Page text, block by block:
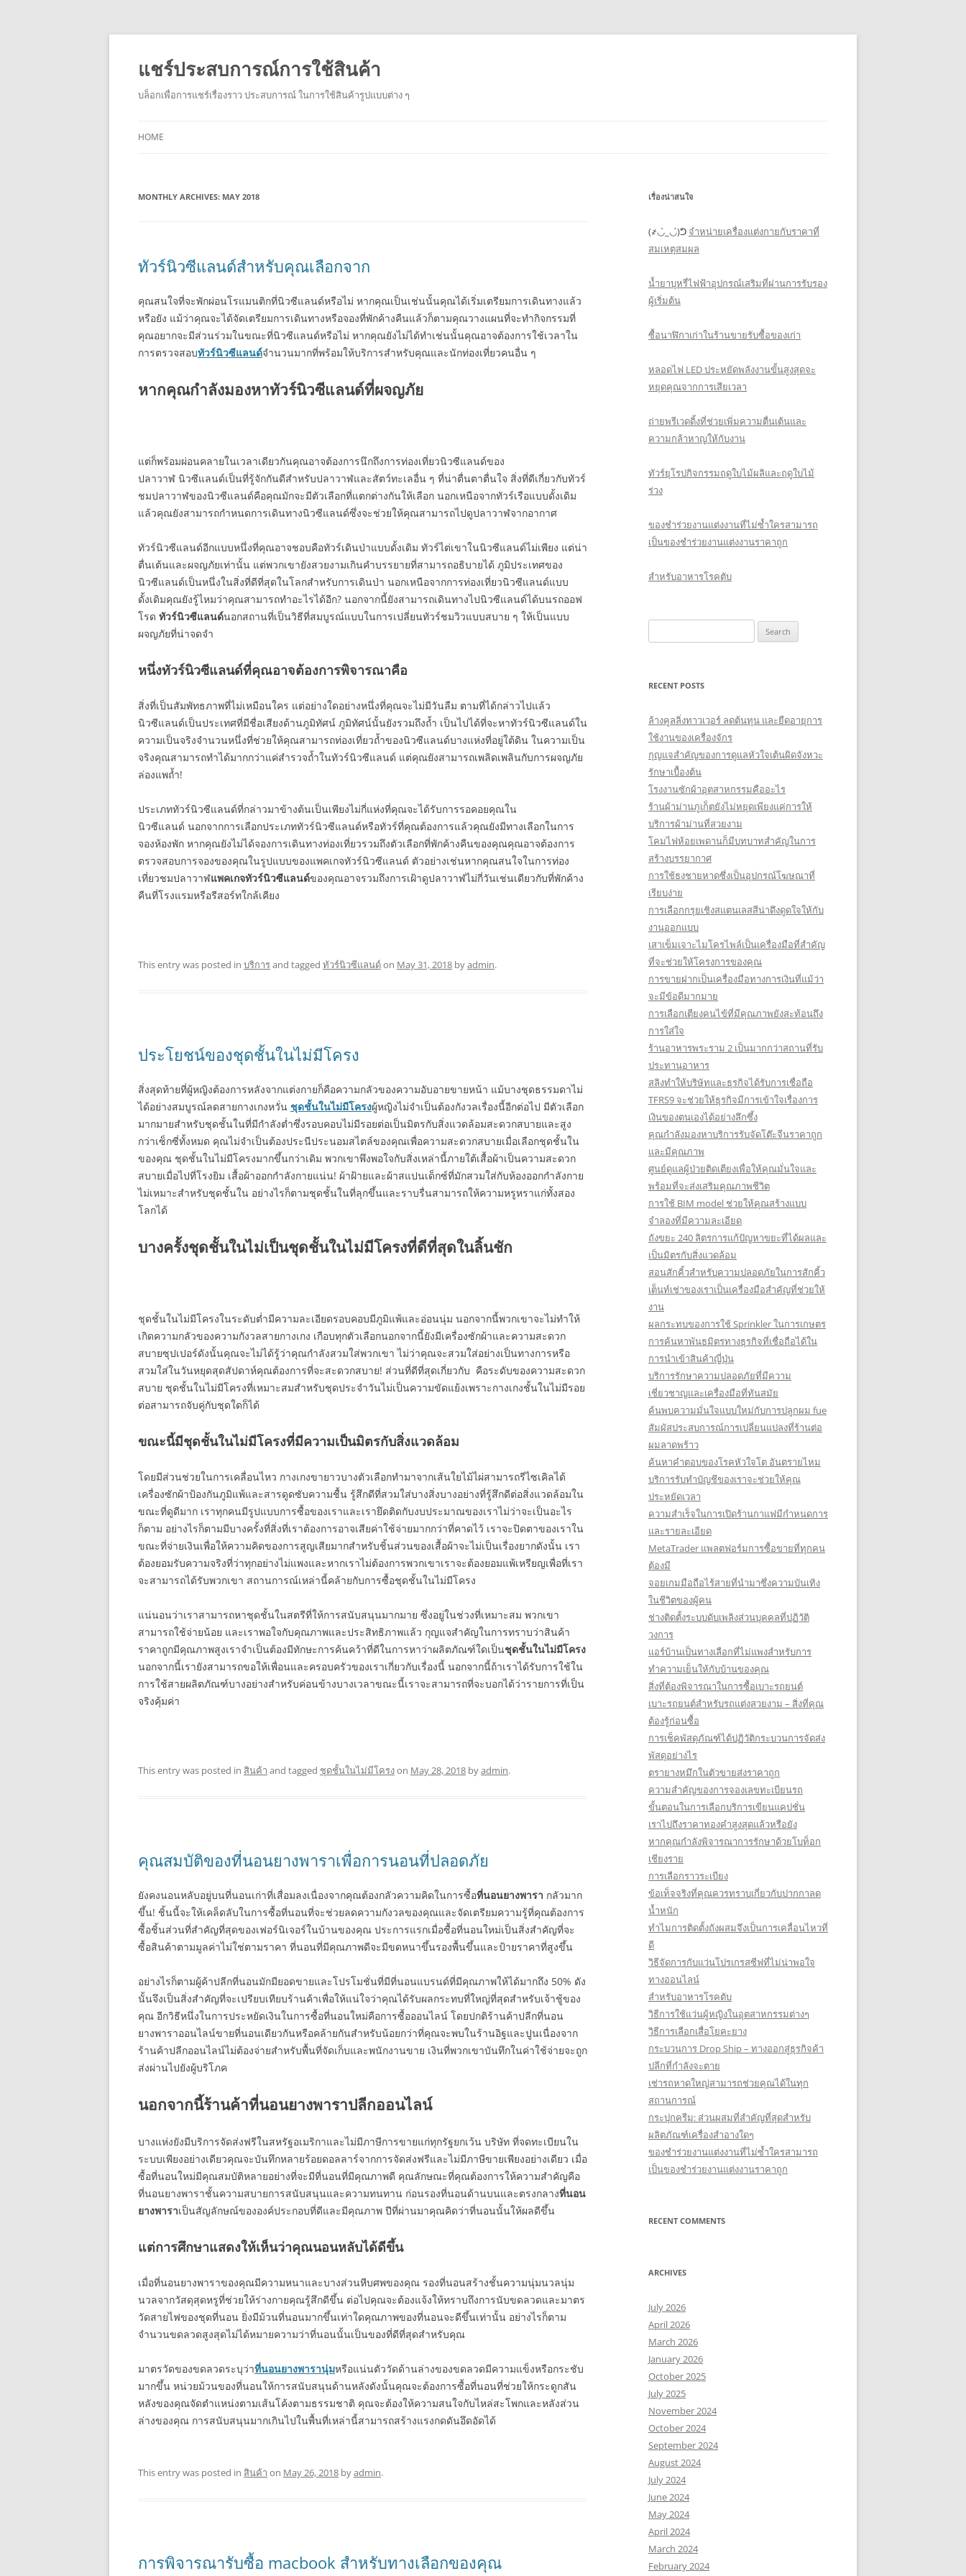
แชร์ประสบการณ์การใช้สินค้า
บล็อกเพื่อการแชร์เรื่องราว ประสบการณ์ ในการใช้สินค้ารูปแบบต่าง ๆ
HOME
MONTHLY ARCHIVES: MAY 2018
ทัวร์นิวซีแลนด์สำหรับคุณเลือกจาก
คุณสนใจที่จะพักผ่อนโรแมนติกที่นิวซีแลนด์หรือไม่ หากคุณเป็นเช่นนั้นคุณได้เริ่มเตรียมการเดินทางแล้ว
หรือยัง แม้ว่าคุณจะได้จัดเตรียมการเดินทางหรือจองที่พักค้างคืนแล้วก็ตามคุณวางแผนที่จะทำกิจกรรมที่
คุณอยากจะมีส่วนร่วมในขณะที่นิวซีแลนด์หรือไม่ หากคุณยังไม่ได้ทำเช่นนั้นคุณอาจต้องการใช้เวลาใน
การตรวจสอบทัวร์นิวซีแลนด์จำนวนมากที่พร้อมให้บริการสำหรับคุณและนักท่องเที่ยวคนอื่น ๆ
หากคุณกำลังมองหาทัวร์นิวซีแลนด์ที่ผจญภัย
แต่ก็พร้อมผ่อนคลายในเวลาเดียวกันคุณอาจต้องการนึกถึงการท่องเที่ยวนิวซีแลนด์ของ
ปลาวาฬ นิวซีแลนด์เป็นที่รู้จักกันดีสำหรับปลาวาฬและสัตว์ทะเลอื่น ๆ ที่น่าตื่นตาตื่นใจ สิ่งที่ดีเกี่ยวกับทัวร์
ชมปลาวาฬของนิวซีแลนด์คือคุณมักจะมีตัวเลือกที่แตกต่างกันให้เลือก นอกเหนือจากทัวร์เรือแบบดั้งเดิม
แล้วคุณยังสามารถกำหนดการเดินทางนิวซีแลนด์ซึ่งจะช่วยให้คุณสามารถไปดูปลาวาฬจากอากาศ
ทัวร์นิวซีแลนด์อีกแบบหนึ่งที่คุณอาจชอบคือทัวร์เดินป่าแบบดั้งเดิม ทัวร์ไต่เขาในนิวซีแลนด์ไม่เพียง แต่น่า
ตื่นเต้นและผจญภัยเท่านั้น แต่พวกเขายังสวยงามเกินคำบรรยายที่สามารถอธิบายได้ ภูมิประเทศของ
นิวซีแลนด์เป็นหนึ่งในสิ่งที่ดีที่สุดในโลกสำหรับการเดินป่า นอกเหนือจากการท่องเที่ยวนิวซีแลนด์แบบ
ดั้งเดิมคุณยังรู้ไหมว่าคุณสามารถทำอะไรได้อีก? นอกจากนี้ยังสามารถเดินทางไปนิวซีแลนด์ได้บนรถออฟ
โรด ทัวร์นิวซีแลนด์นอกสถานที่เป็นวิธีที่สมบูรณ์แบบในการเปลี่ยนทัวร์ชมวิวแบบสบาย ๆ ให้เป็นแบบ
ผจญภัยที่น่าจดจำ
หนึ่งทัวร์นิวซีแลนด์ที่คุณอาจต้องการพิจารณาคือ
สิ่งที่เป็นสัมพัทธภาพที่ไม่เหมือนใคร แต่อย่างใดอย่างหนึ่งที่คุณจะไม่มีวันลืม ตามที่ได้กล่าวไปแล้ว
นิวซีแลนด์เป็นประเทศที่มีชื่อเสียงด้านภูมิทัศน์ ภูมิทัศน์นั้นยังรวมถึงถ้ำ เป็นไปได้ที่จะหาทัวร์นิวซีแลนด์ใน
ความเป็นจริงจำนวนหนึ่งที่ช่วยให้คุณสามารถท่องเที่ยวถ้ำของนิวซีแลนด์บางแห่งที่อยู่ใต้ดิน ในความเป็น
จริงคุณสามารถทำได้มากกว่าแค่สำรวจถ้ำในทัวร์นิวซีแลนด์ แต่คุณยังสามารถเพลิดเพลินกับการผจญภัย
ล่องแพถ้ำ!
ประเภททัวร์นิวซีแลนด์ที่กล่าวมาข้างต้นเป็นเพียงไม่กี่แห่งที่คุณจะได้รับการรอคอยคุณใน
นิวซีแลนด์ นอกจากการเลือกประเภททัวร์นิวซีแลนด์หรือทัวร์ที่คุณต้องการแล้วคุณยังมีทางเลือกในการ
จองห้องพัก หากคุณยังไม่ได้จองการเดินทางท่องเที่ยวรวมถึงตัวเลือกที่พักค้างคืนของคุณคุณอาจต้องการ
ตรวจสอบการจองของคุณในรูปแบบของแพคเกจทัวร์นิวซีแลนด์ ตัวอย่างเช่นหากคุณสนใจในการท่อง
เที่ยวชมปลาวาฬแพคเกจทัวร์นิวซีแลนด์ของคุณอาจรวมถึงการเฝ้าดูปลาวาฬไม่กี่วันเช่นเดียวกับที่พักค้าง
คืนที่โรงแรมหรือรีสอร์ทใกล้เคียง
This entry was posted in บริการand tagged ทัวร์นิวซีแลนด์on May 31, 2018 byadmin.
ประโยชน์ของชุดชั้นในไม่มีโครง
สิ่งสุดท้ายที่ผู้หญิงต้องการหลังจากแต่งกายก็คือความกลัวของความอับอายขายหน้า แม้บางชุดธรรมดาไม่
ได้อย่างสมบูรณ์ลดสายกางเกงหวั่น ชุดชั้นในไม่มีโครงผู้หญิงไม่จำเป็นต้องกังวลเรื่องนี้อีกต่อไป มีตัวเลือก
มากมายสำหรับชุดชั้นในที่มีกำลังต่ำซึ่งรอบคอบไม่มีรอยต่อเป็นมิตรกับสิ่งแวดล้อมสะดวกสบายและสูง
กว่าเซ็กซี่ทั้งหมด คุณไม่จำเป็นต้องประนีประนอมสไตล์ของคุณเพื่อความสะดวกสบายเมื่อเลือกชุดชั้นใน
ของคุณ ชุดชั้นในไม่มีโครงมากขึ้นกว่าเดิม พวกเขาพึงพอใจกับสิ่งเหล่านี้ภายใต้เสื้อผ้าเป็นความสะดวก
สบายเมื่อไปที่โรงยิม เสื้อผ้าออกกำลังกายแน่น! ผ้าฝ้ายและผ้าสแปนเด็กซ์ที่มักสวมใส่กับห้องออกกำลังกาย
ไม่เหมาะสำหรับชุดชั้นใน อย่างไรก็ตามชุดชั้นในที่ลุกขึ้นและราบรื่นสามารถให้ความหรูหราแก่ทั้งสอง
โลกได้
บางครั้งชุดชั้นในไม่เป็นชุดชั้นในไม่มีโครงที่ดีที่สุดในลิ้นชัก
ชุดชั้นในไม่มีโครงในระดับต่ำมีความละเอียดรอบคอบมีภูมิแพ้และอ่อนนุ่ม นอกจากนี้พวกเขาจะไม่ทำให้
เกิดความกลัวของความกังวลสายกางเกง เกือบทุกตัวเลือกนอกจากนี้ยังมีเครื่องซักผ้าและความสะดวก
สบายซุปเปอร์ดังนั้นคุณจะไม่ได้รู้ว่าคุณกำลังสวมใส่พวกเขา ไม่ว่าคุณจะสวมใส่อย่างเป็นทางการหรือ
สวมใส่ในวันหยุดสุดสัปดาห์คุณต้องการที่จะสะดวกสบาย! ส่วนที่ดีที่สุดเกี่ยวกับ คือระดับของความสะดวก
สบาย ชุดชั้นในไม่มีโครงที่เหมาะสมสำหรับชุดประจำวันไม่เป็นความขัดแย้งเพราะกางเกงชั้นในไม่มีรอย
ต่อสามารถจับคู่กับชุดใดก็ได้
ขณะนี้มีชุดชั้นในไม่มีโครงที่มีความเป็นมิตรกับสิ่งแวดล้อม
โดยมีส่วนช่วยในการเคลื่อนไหว กางเกงขายาวบางตัวเลือกทำมาจากเส้นใยไม้ไผ่สามารถรีไซเคิลได้
เครื่องซักผ้าป้องกันภูมิแพ้และสารดูดซับความชื้น รู้สึกดีที่สวมใส่บางสิ่งบางอย่างที่รู้สึกดีต่อสิ่งแวดล้อมใน
ขณะที่ดูดีมาก เราทุกคนมีรูปแบบการซื้อของเราและเรายึดติดกับงบประมาณของเราไม่ว่าจะเป็นอะไร
ก็ตาม อย่างไรก็ตามมีบางครั้งที่สิ่งที่เราต้องการอาจเสียค่าใช้จ่ายมากกว่าที่คาดไว้ เราจะปิดตาของเราใน
ขณะที่จ่ายเงินเพื่อให้ความคิดของการสูญเสียมากสำหรับชิ้นส่วนของเสื้อผ้าจะไม่เป็นเรื่องยากดังนั้น เรา
ต้องยอมรับความจริงที่ว่าทุกอย่างไม่แพงและหากเราไม่ต้องการพวกเขาเราจะต้องยอมแพ้เหรียญเพื่อที่เรา
จะสามารถได้รับพวกเขา สถานการณ์เหล่านี้คล้ายกับการซื้อชุดชั้นในไม่มีโครง
แน่นอนว่าเราสามารถหาชุดชั้นในสตรีที่ให้การสนับสนุนมากมาย ซึ่งอยู่ในช่วงที่เหมาะสม พวกเขา
สามารถใช้จ่ายน้อย และเราพอใจกับคุณภาพและประสิทธิภาพแล้ว กุญแจสำคัญในการทราบว่าสินค้า
ราคาถูกมีคุณภาพสูงเราจำเป็นต้องมีทักษะการค้นคว้าที่ดีในการหาว่าผลิตภัณฑ์ใดเป็นชุดชั้นในไม่มีโครง
นอกจากนี้เรายังสามารถขอให้เพื่อนและครอบครัวของเราเกี่ยวกับเรื่องนี้ นอกจากนี้ถ้าเราได้รับการใช้ใน
การใช้สายผลิตภัณฑ์บางอย่างสำหรับค่อนข้างบางเวลาขณะนี้เราจะสามารถที่จะบอกได้ว่ารายการที่เป็น
จริงคุ้มค่า
This entry was posted in สินค้า and tagged ชุดชั้นในไม่มีโครงon May 28, 2018 byadmin.
คุณสมบัติของที่นอนยางพาราเพื่อการนอนที่ปลอดภัย
ยังคงนอนหลับอยู่บนที่นอนเก่าที่เสื่อมลงเนื่องจากคุณต้องกลัวความคิดในการซื้อที่นอนยางพารา กลัวมาก
ขึ้น! ชิ้นนี้จะให้เคล็ดลับในการซื้อที่นอนที่จะช่วยลดความกังวลของคุณและจัดเตรียมความรู้ที่คุณต้องการ
ซื้อชิ้นส่วนที่สำคัญที่สุดของเฟอร์นิเจอร์ในบ้านของคุณ ประการแรกเมื่อซื้อที่นอนใหม่เป็นสิ่งสำคัญที่จะ
ซื้อสินค้าตามมูลค่าไม่ใช่ตามราคา ที่นอนที่มีคุณภาพดีจะมีขดหนาขึ้นรองพื้นขึ้นและป้ายราคาที่สูงขึ้น
อย่างไรก็ตามผู้ค้าปลีกที่นอนมักมียอดขายและโปรโมชั่นที่มีที่นอนแบรนด์ที่มีคุณภาพให้ได้มากถึง 50% ดัง
นั้นจึงเป็นสิ่งสำคัญที่จะเปรียบเทียบร้านค้าเพื่อให้แน่ใจว่าคุณได้รับผลกระทบที่ใหญ่ที่สุดสำหรับเจ้าชู้ของ
คุณ อีกวิธีหนึ่งในการประหยัดเงินในการซื้อที่นอนใหม่คือการซื้อออนไลน์ โดยปกติร้านค้าปลีกที่นอน
ยางพาราออนไลน์ขายที่นอนเดียวกันหรือคล้ายกันสำหรับน้อยกว่าที่คุณจะพบในร้านอิฐและปูนเนื่องจาก
ร้านค้าปลีกออนไลน์ไม่ต้องจ่ายสำหรับพื้นที่จัดเก็บและพนักงานขาย เงินที่พวกเขาบันทึกในค่าใช้จ่ายจะถูก
ส่งผ่านไปยังผู้บริโภค
นอกจากนี้ร้านค้าที่นอนยางพาราปลีกออนไลน์
บางแห่งยังมีบริการจัดส่งฟรีในสหรัฐอเมริกาและไม่มีภาษีการขายแก่ทุกรัฐยกเว้น บริษัท ที่จดทะเบียนใน
ระบบเพียงอย่างเดียวคุณจะบันทึกหลายร้อยดอลลาร์จากการจัดส่งฟรีและไม่มีภาษีขายเพียงอย่างเดียว เมื่อ
ซื้อที่นอนใหม่มีคุณสมบัติหลายอย่างที่จะมีที่นอนที่มีคุณภาพดี คุณลักษณะที่คุณต้องการให้ความสำคัญคือ
ที่นอนยางพาราชั้นความสบายการสนับสนุนและความทนทาน ก่อนรองที่นอนด้านบนและตรงกลางที่นอน
ยางพาราเป็นสัญลักษณ์ขององค์ประกอบที่ดีและมีคุณภาพ ปีที่ผ่านมาคุณคิดว่าที่นอนนั้นให้ผลดีขึ้น
แต่การศึกษาแสดงให้เห็นว่าคุณนอนหลับได้ดีขึ้น
เมื่อที่นอนยางพาราของคุณมีความหนาและบางส่วนหีบศพของคุณ รองที่นอนสร้างชั้นความนุ่มนวลนุ่ม
นวลจากวัสดุสุดหรูที่ช่วยให้ร่างกายคุณรู้สึกดีขึ้น ต่อไปคุณจะต้องแจ้งให้ทราบถึงการนับขดลวดและมาตร
วัดสายไฟของชุดที่นอน ยิ่งมีม้วนที่นอนมากขึ้นเท่าใดคุณภาพของที่นอนจะดีขึ้นเท่านั้น อย่างไรก็ตาม
จำนวนขดลวดสูงสุดไม่ได้หมายความว่าที่นอนนั้นเป็นของที่ดีที่สุดสำหรับคุณ
มาตรวัดของขดลวดระบุว่าที่นอนยางพารานุ่มหรือแน่นตัววัดด้านล่างของขดลวดมีความแข็งหรือกระชับ
มากขึ้น หน่วยม้วนของที่นอนให้การสนับสนุนด้านหลังดังนั้นคุณจะต้องการซื้อที่นอนที่ช่วยให้กระดูกสัน
หลังของคุณจัดตำแหน่งตามเส้นโค้งตามธรรมชาติ คุณจะต้องให้ความสนใจกับไหล่สะโพกและหลังส่วน
ล่างของคุณ การสนับสนุนมากเกินไปในพื้นที่เหล่านี้สามารถสร้างแรงกดดันอึดอัดได้
This entry was posted in สินค้า on May 26, 2018 byadmin.
การพิจารณารับซื้อ macbook สำหรับทางเลือกของคุณ
เรื่องน่าสนใจ
(҂◡̀_◡́)ᕤ จำหน่ายเครื่องแต่งกายกับราคาที่
สมเหตุสมผล
น้ำยาบุหรี่ไฟฟ้าอุปกรณ์เสริมที่ผ่านการรับรอง
ผู้เริ่มต้น
ซื้อนาฬิกาเก่าในร้านขายรับซื้อของเก่า
หลอดไฟ LED ประหยัดพลังงานขั้นสูงสุดจะ
หยุดคุณจากการเสียเวลา
ถ่ายพรีเวดดิ้งที่ช่วยเพิ่มความตื่นเต้นและ
ความกล้าหาญให้กับงาน
ทัวร์ยุโรปกิจกรรมฤดูใบไม้ผลิและฤดูใบไม้
ร่วง
ของชำร่วยงานแต่งงานที่ไม่ซ้ำใครสามารถ
เป็นของชำร่วยงานแต่งงานราคาถูก
สำหรับอาหารโรคตับ
for:
RECENT POSTS
ล้างคูลลิ่งทาวเวอร์ ลดต้นทุน และยืดอายุการ
ใช้งานของเครื่องจักร
กุญแจสำคัญของการดูแลหัวใจเต้นผิดจังหวะ
รักษาเบื้องต้น
โรงงานซักผ้าอุตสาหกรรมคืออะไร
ร้านผ้าม่านภูเก็ตยังไม่หยุดเพียงแค่การให้
บริการผ้าม่านที่สวยงาม
โคมไฟห้อยเพดานก็มีบทบาทสำคัญในการ
สร้างบรรยากาศ
การใช้ธงชายหาดซึ่งเป็นอุปกรณ์โฆษณาที่
เรียบง่าย
การเลือกกรุยเชิงสแตนเลสสีน่าดึงดูดใจให้กับ
งานออกแบบ
เสาเข็มเจาะไมโครไพล์เป็นเครื่องมือที่สำคัญ
ที่จะช่วยให้โครงการของคุณ
การขายฝากเป็นเครื่องมือทางการเงินที่แม้ว่า
จะมีข้อดีมากมาย
การเลือกเตียงคนไข้ที่มีคุณภาพยังสะท้อนถึง
การใส่ใจ
ร้านอาหารพระราม 2 เป็นมากกว่าสถานที่รับ
ประทานอาหาร
สลิงทำให้บริษัทและธุรกิจได้รับการเชื่อถือ
TFRS9 จะช่วยให้ธุรกิจมีการเข้าใจเรื่องการ
เงินของตนเองได้อย่างลึกซึ้ง
คุณกำลังมองหาบริการรับจัดโต๊ะจีนราคาถูก
และมีคุณภาพ
ศูนย์ดูแลผู้ป่วยติดเตียงเพื่อให้คุณมั่นใจและ
พร้อมที่จะส่งเสริมคุณภาพชีวิต
การใช้ BIM model ช่วยให้คุณสร้างแบบ
จำลองที่มีความละเอียด
ถังขยะ 240 ลิตรการแก้ปัญหาขยะที่ได้ผลและ
เป็นมิตรกับสิ่งแวดล้อม
สอนสักคิ้วสำหรับความปลอดภัยในการสักคิ้ว
เต็นท์เช่าของเราเป็นเครื่องมือสำคัญที่ช่วยให้
งาน
ผลกระทบของการใช้ Sprinkler ในการเกษตร
การค้นหาพันธมิตรทางธุรกิจที่เชื่อถือได้ใน
การนำเข้าสินค้าญี่ปุ่น
บริการรักษาความปลอดภัยที่มีความ
เชี่ยวชาญและเครื่องมือที่ทันสมัย
ค้นพบความมั่นใจแบบใหม่กับการปลูกผม fue
สัมผัสประสบการณ์การเปลี่ยนแปลงที่ร้านต่อ
ผมลาดพร้าว
ค้นหาคำตอบของโรคหัวใจโต อันตรายไหม
บริการรับทำบัญชีของเราจะช่วยให้คุณ
ประหยัดเวลา
ความสำเร็จในการเปิดร้านกาแฟมีกำหนดการ
และรายละเอียด
MetaTrader แพลตฟอร์มการซื้อขายที่ทุกคน
ต้องมี
จอยเกมมือถือไร้สายที่นำมาซึ่งความบันเทิง
ในชีวิตของผู้คน
ช่างติดตั้งระบบดับเพลิงส่วนบุคคลที่ปฏิวัติ
วงการ
แอร์บ้านเป็นทางเลือกที่ไม่แพงสำหรับการ
ทำความเย็นให้กับบ้านของคุณ
สิ่งที่ต้องพิจารณาในการซื้อเบาะรถยนต์
เบาะรถยนต์สำหรับรถแต่งสวยงาม – สิ่งที่คุณ
ต้องรู้ก่อนซื้อ
การเช็คพัสดุภัณฑ์ได้ปฏิวัติกระบวนการจัดส่ง
พัสดุอย่างไร
ตรายางหมึกในตัวขายส่งราคาถูก
ความสำคัญของการจองเลขทะเบียนรถ
ขั้นตอนในการเลือกบริการเขียนแคปชั่น
เราไปถึงราคาทองคำสูงสุดแล้วหรือยัง
หากคุณกำลังพิจารณาการรักษาด้วยโบท็อก
เชียงราย
การเลือกราวระเบียง
ข้อเท็จจริงที่คุณควรทราบเกี่ยวกับปากกาลด
น้ำหนัก
ทำไมการติดตั้งถังผสมจึงเป็นการเคลื่อนไหวที่
ดี
วิธีจัดการกับแว่นโปรเกรสซีฟที่ไม่น่าพอใจ
ทางออนไลน์
สำหรับอาหารโรคตับ
วิธีการใช้แว่นผู้หญิงในอุตสาหกรรมต่างๆ
วิธีการเลือกเสื่อโยคะยาง
กระบวนการ Drop Ship – ทางออกสู่ธุรกิจค้า
ปลีกที่กำลังจะตาย
เช่ารถหาดใหญ่สามารถช่วยคุณได้ในทุก
สถานการณ์
กระปุกครีม: ส่วนผสมที่สำคัญที่สุดสำหรับ
ผลิตภัณฑ์เครื่องสำอางใดๆ
ของชำร่วยงานแต่งงานที่ไม่ซ้ำใครสามารถ
เป็นของชำร่วยงานแต่งงานราคาถูก
RECENT COMMENTS
ARCHIVES
July 2026
April 2026
March 2026
January 2026
October 2025
July 2025
November 2024
October 2024
September 2024
August 2024
July 2024
June 2024
May 2024
April 2024
March 2024
February 2024